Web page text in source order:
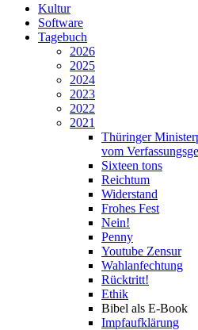
Kultur
Software
Tagebuch
2026
2025
2024
2023
2022
2021
Thüringer
vom
Sixteen tons
Reichtum
Widerstand
Frohes Fest
Nein!
Penny
Youtube Zensur
Wahlanfechtung
Rücktritt!
Ethik
Bibel als E-Book
Impfaufklärung